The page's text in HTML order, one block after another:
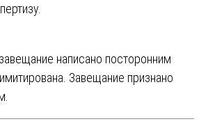
написано посторонним
Завещание признано